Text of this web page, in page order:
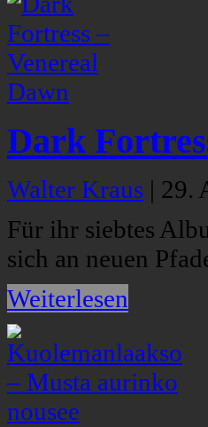
Dark
Walter Kraus | 29.
Für ihr siebtes
sich an neuen
Weiterlesen